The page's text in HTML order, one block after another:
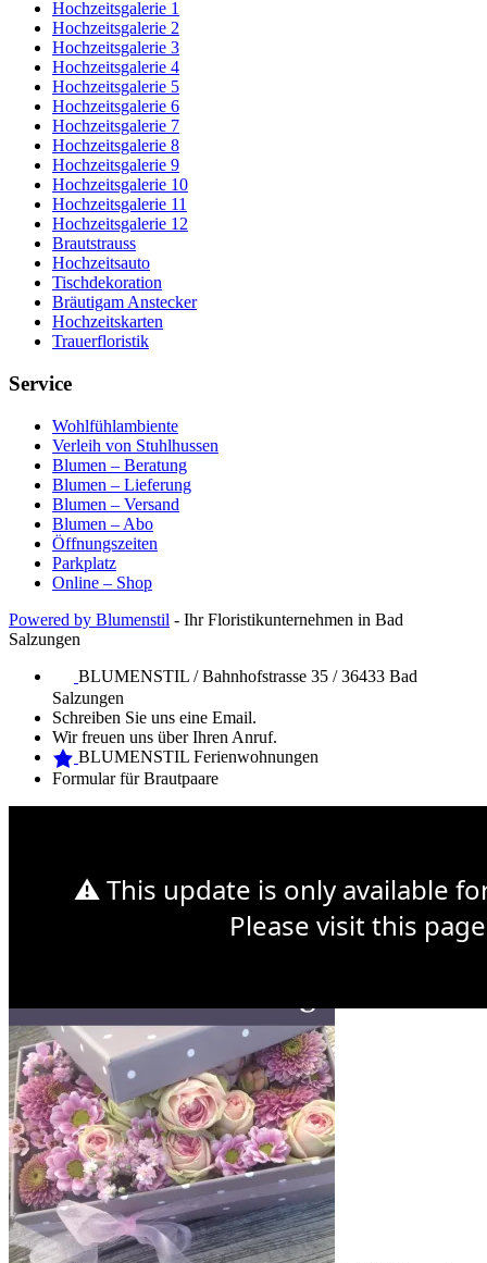
Hochzeitsgalerie 1
Hochzeitsgalerie 2
Hochzeitsgalerie 3
Hochzeitsgalerie 4
Hochzeitsgalerie 5
Hochzeitsgalerie 6
Hochzeitsgalerie 7
Hochzeitsgalerie 8
Hochzeitsgalerie 9
Hochzeitsgalerie 10
Hochzeitsgalerie 11
Hochzeitsgalerie 12
Brautstrauss
Hochzeitsauto
Tischdekoration
Bräutigam Anstecker
Hochzeitskarten
Trauerfloristik
Service
Wohlfühlambiente
Verleih von Stuhlhussen
Blumen – Beratung
Blumen – Lieferung
Blumen – Versand
Blumen – Abo
Öffnungszeiten
Parkplatz
Online – Shop
Powered by Blumenstil - Ihr Floristikunternehmen in Bad
Salzungen
BLUMENSTIL / Bahnhofstrasse 35 / 36433 Bad
Salzungen
Schreiben Sie uns eine Email.
Wir freuen uns über Ihren Anruf.
BLUMENSTIL Ferienwohnungen
Formular für Brautpaare
⚠ This update is only available
Please visit this
Sonntag 14. Mai ist Muttertag